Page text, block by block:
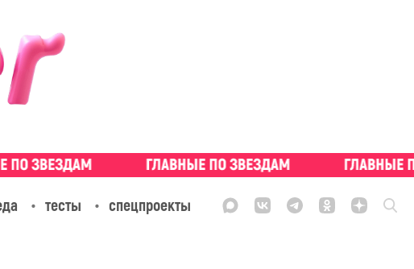
тесты спецпроекты